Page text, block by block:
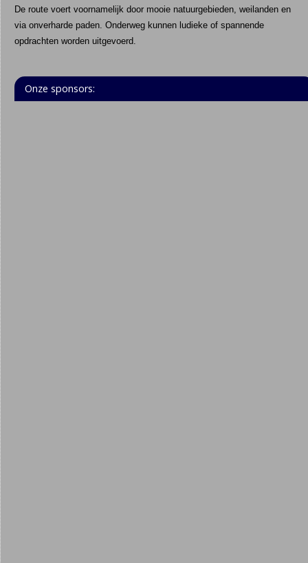
De route voert voornamelijk door mooie natuurgebieden, weilanden en
via onverharde paden. Onderweg kunnen ludieke of spannende
opdrachten worden uitgevoerd.
Onze sponsors: